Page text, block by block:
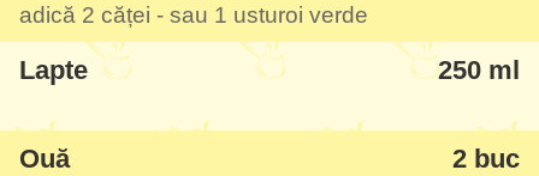
adică 2 căței - sau 1 usturoi verde
Lapte 250 ml
Ouă 2 buc